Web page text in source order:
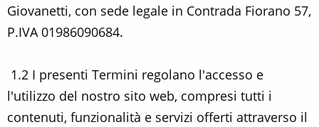
Giovanetti, con sede legale in Contrada Fiorano 57,
P.IVA 01986090684.
1.2 I presenti Termini regolano l'accesso e
l'utilizzo del nostro sito web, compresi tutti i
contenuti, funzionalità e servizi offerti attraverso il